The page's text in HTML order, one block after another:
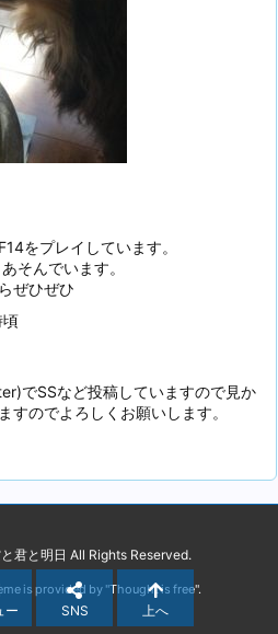
をプレイしています。
そんでいます。
ぜひぜひ
頃
でSSなど投稿していますので見か
すのでよろしくお願いします。
君と明日 All Rights Reserved.
is provided by "Thought is free".
ー SNS 上へ